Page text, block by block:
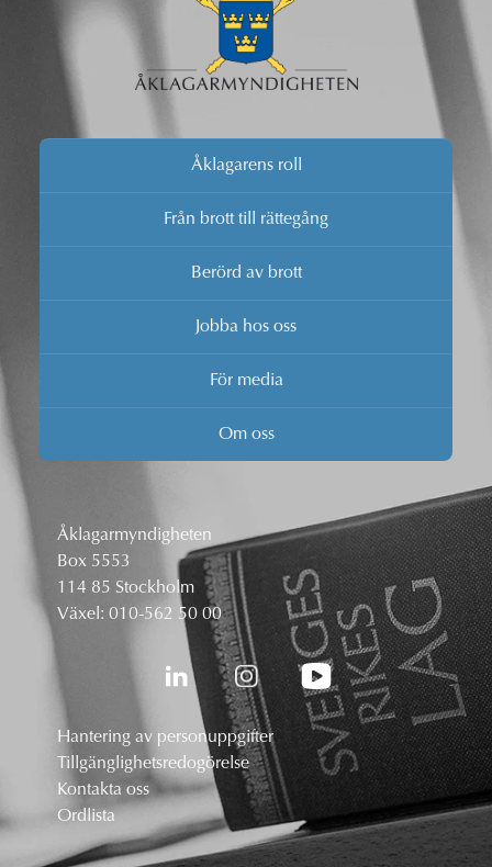
Åklagarens roll
Från brott till rättegång
Berörd av brott
Jobba hos oss
För media
Om oss
Åklagarmyndigheten
Box 5553
114 85 Stockholm
Växel: 010-562 50 00
Hantering av personuppgifter
Tillgänglighetsredogörelse
Kontakta oss
Ordlista